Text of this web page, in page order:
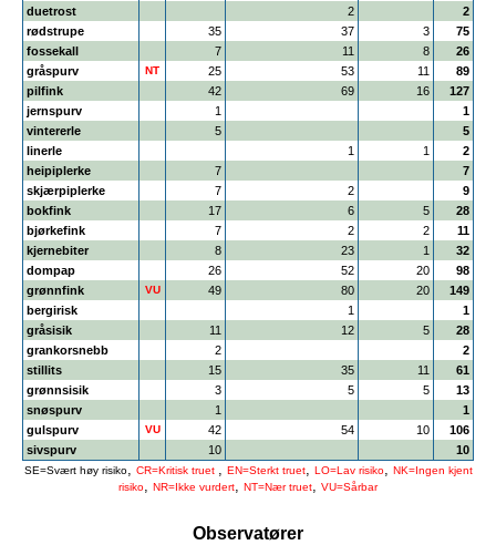
duetrost
2
2
rødstrupe
35 37 3
75
fossekall
7 11 8
26
gråspurv
NT 25 53 11
89
pilfink
42 69 16
127
jernspurv
1
1
vintererle
5
5
linerle
1 1
2
heipiplerke
7
7
skjærpiplerke
7 2
9
bokfink
17 6 5
28
bjørkefink
7 2 2
11
kjernebiter
8 23 1
32
dompap
26 52 20
98
grønnfink
VU 49 80 20
149
bergirisk
1
1
gråsisik
11 12 5
28
grankorsnebb
2
2
stillits
15 35 11
61
grønnsisik
3 5 5
13
snøspurv
1
1
gulspurv
VU 42 54 10
106
sivspurv
10 10
SE=Svært høy risiko, CR=Kritisk truet , EN=Sterkt truet, LO=Lav risiko, NK=Ingen kjent
risiko, NR=Ikke vurdert, NT=Nær truet, VU=Sårbar
Observatører